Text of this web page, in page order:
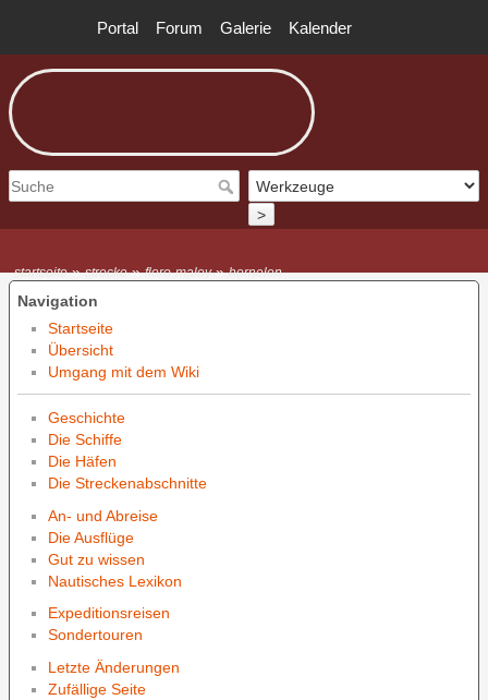
>
startseite»strecke»floro-maloy»hornelen
Navigation
Startseite
Übersicht
Umgang mit dem Wiki
Geschichte
Die Schiffe
Die Häfen
Die Streckenabschnitte
An- und Abreise
Die Ausflüge
Gut zu wissen
Nautisches Lexikon
Expeditionsreisen
Sondertouren
Letzte Änderungen
Zufällige Seite
Portal Forum Galerie Kalender